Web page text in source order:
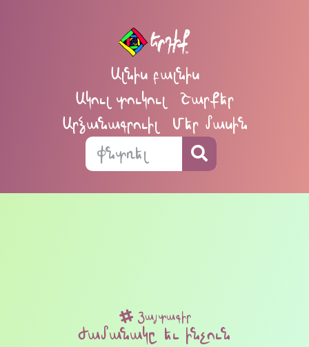
Ալնիս բալնիս
Ակուլ տուկուլ
Շարքեր
Արձանագրուիլ
Մեր մասին
Յայտագիր
Ժամանակը եւ ինչուն